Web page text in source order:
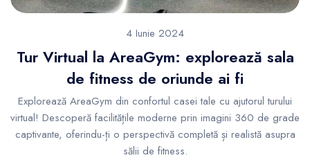
4 Iunie 2024
Tur Virtual la AreaGym: explorează sala
de fitness de oriunde ai fi
Explorează AreaGym din confortul casei tale cu ajutorul turului
virtual! Descoperă facilitățile moderne prin imagini 360 de grade
captivante, oferindu-ți o perspectivă completă și realistă asupra
sălii de fitness.